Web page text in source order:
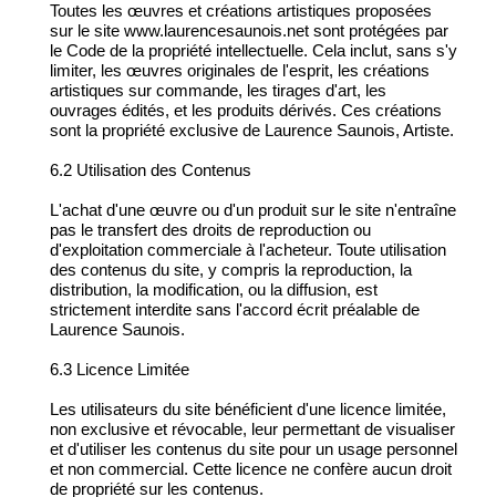
Toutes les œuvres et créations artistiques proposées
sur le site www.laurencesaunois.net sont protégées par
le Code de la propriété intellectuelle. Cela inclut, sans s'y
limiter, les œuvres originales de l'esprit, les créations
artistiques sur commande, les tirages d'art, les
ouvrages édités, et les produits dérivés. Ces créations
sont la propriété exclusive de Laurence Saunois, Artiste.
6.2 Utilisation des Contenus
L'achat d'une œuvre ou d'un produit sur le site n'entraîne
pas le transfert des droits de reproduction ou
d'exploitation commerciale à l'acheteur. Toute utilisation
des contenus du site, y compris la reproduction, la
distribution, la modification, ou la diffusion, est
strictement interdite sans l'accord écrit préalable de
Laurence Saunois.
6.3 Licence Limitée
Les utilisateurs du site bénéficient d'une licence limitée,
non exclusive et révocable, leur permettant de visualiser
et d'utiliser les contenus du site pour un usage personnel
et non commercial. Cette licence ne confère aucun droit
de propriété sur les contenus.